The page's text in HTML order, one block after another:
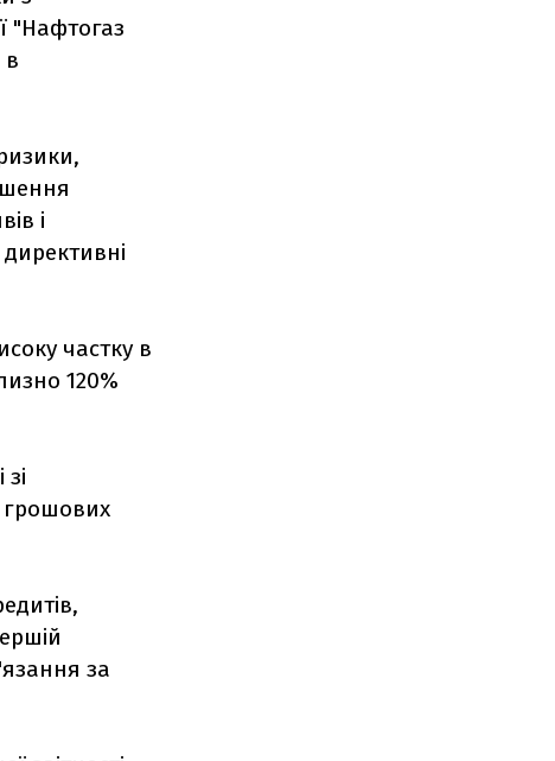
"Нафтогаз
в
і
частку в
120%
грошових
за